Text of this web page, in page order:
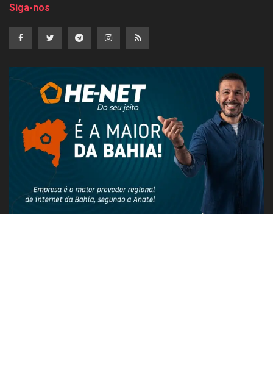
Siga-nos